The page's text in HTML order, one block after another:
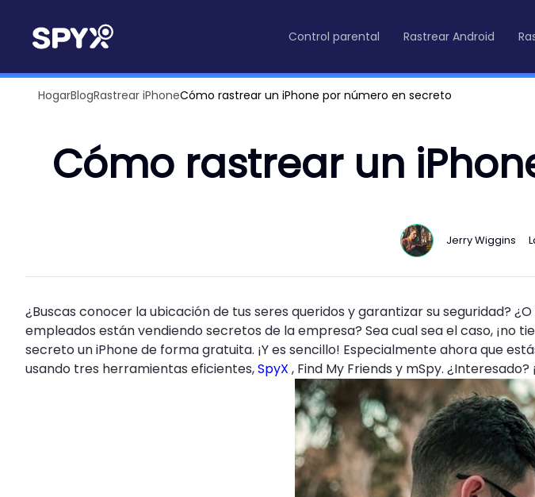
Control parental Rastrear Android
HogarBlogRastrear iPhoneCómo rastrear un iPhone por número en secreto
Cómo rastrear un
Jerry Wiggins
¿Buscas conocer la ubicación de tus seres queridos y garantizar su seguridad?
empleados están vendiendo secretos de la empresa? Sea cual sea el caso,
secreto un iPhone de forma gratuita. ¡Y es sencillo! Especialmente ahora que
usando tres herramientas eficientes,SpyX , Find My Friends y mSpy.